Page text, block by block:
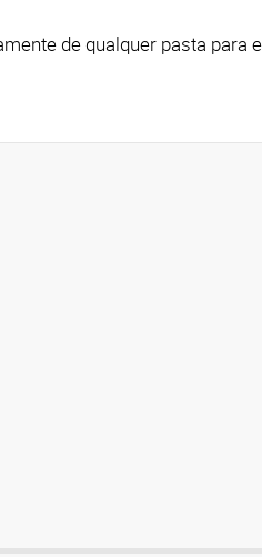
arquivos continuamente de qualquer pasta